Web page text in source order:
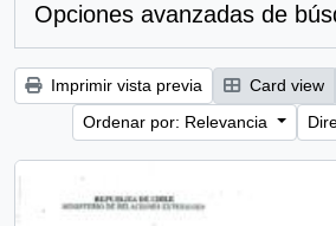
Opciones avanzadas de
Imprimir vista previa Card view
Ordenar por: Relevancia